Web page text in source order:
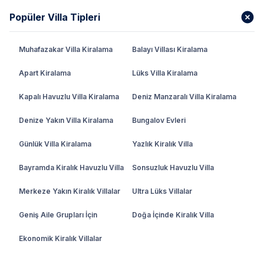
Popüler Villa Tipleri
Muhafazakar Villa Kiralama Balayı Villası Kiralama
Apart Kiralama Lüks Villa Kiralama
Kapalı Havuzlu Villa Kiralama Deniz Manzaralı Villa Kiralama
Denize Yakın Villa Kiralama Bungalov Evleri
Günlük Villa Kiralama Yazlık Kiralık Villa
Bayramda Kiralık Havuzlu Villa Sonsuzluk Havuzlu Villa
Merkeze Yakın Kiralık Villalar Ultra Lüks Villalar
Geniş Aile Grupları İçin Doğa İçinde Kiralık Villa
Ekonomik Kiralık Villalar